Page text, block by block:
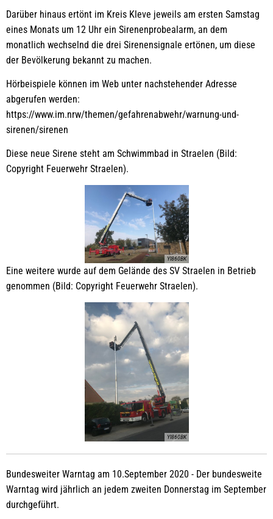
Darüber hinaus ertönt im Kreis Kleve jeweils am ersten Samstag
eines Monats um 12 Uhr ein Sirenenprobealarm, an dem
monatlich wechselnd die drei Sirenensignale ertönen, um diese
der Bevölkerung bekannt zu machen.
Hörbeispiele können im Web unter nachstehender Adresse
abgerufen werden:
https://www.im.nrw/themen/gefahrenabwehr/warnung-und-
sirenen/sirenen
Diese neue Sirene steht am Schwimmbad in Straelen (Bild:
Copyright Feuerwehr Straelen).
YI860BK
Eine weitere wurde auf dem Gelände des SV Straelen in Betrieb
genommen (Bild: Copyright Feuerwehr Straelen).
YI860BK
Bundesweiter Warntag am 10.September 2020 - Der bundesweite
Warntag wird jährlich an jedem zweiten Donnerstag im September
durchgeführt.